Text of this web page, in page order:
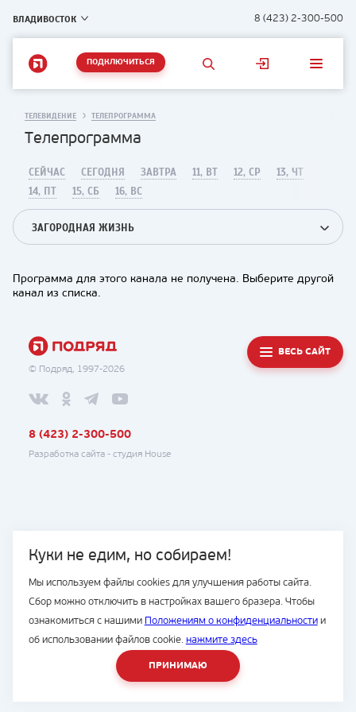
ВЛАДИВОСТОК 8 (423) 2-300-500
ПОДКЛЮЧИТЬСЯ
Куки не едим, но собираем!
Мы используем файлы cookies для улучшения работы сайта.
Сбор можно отключить в настройках вашего бразера. Чтобы
ознакомиться с нашими Положениям о конфиденциальностии
об использовании файлов cookie. нажмите здесь
ПРИНИМАЮ
ТЕЛЕВИДЕНИЕ ТЕЛЕПРОГРАММА
Телепрограмма
СЕЙЧАС СЕГОДНЯ ЗАВТРА 11, ВТ 12, СР
13, ЧТ
14, ПТ
15, СБ 16, ВС
ЗАГОРОДНАЯ ЖИЗНЬ
Программа для этого канала не получена. Выберите другой
канал из списка.
© Подряд, 1997-2026
ВЕСЬ САЙТ
8 (423) 2-300-500
Разработка сайта - студия House